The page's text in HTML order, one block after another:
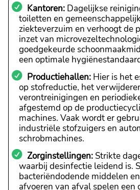
Kantoren: Dagelijkse
toiletten en
ziekteverzuim en verhoogt de
inzet van
goedgekeurde
een optimale
Productiehallen: Hier is het
op stofreductie, het
verontreinigingen en
afgestemd op de
machines. Vaak wordt er
industriële stofzuigers en
schrobmachines.
Zorginstellingen: Strikte
waarbij desinfectie leidend is.
bacteriëndodende middelen
afvoeren van afval spelen een